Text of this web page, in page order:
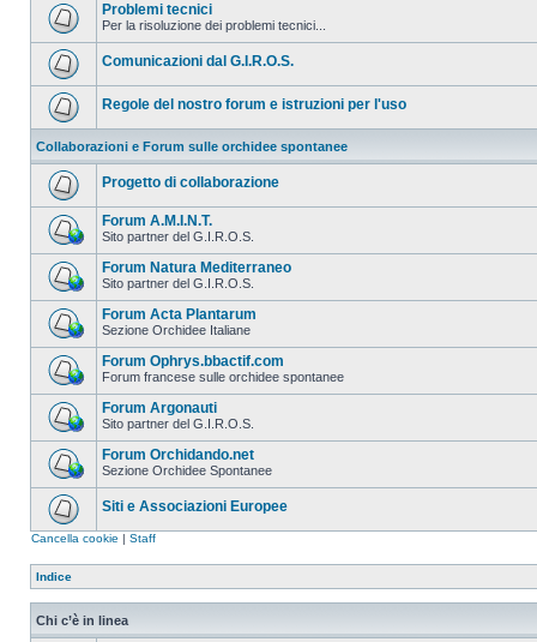
Problemi tecnici
Per la risoluzione dei problemi tecnici...
Comunicazioni dal G.I.R.O.S.
Regole del nostro forum e istruzioni per l'uso
Collaborazioni e Forum sulle orchidee spontanee
Progetto di collaborazione
Forum A.M.I.N.T.
Sito partner del G.I.R.O.S.
Forum Natura Mediterraneo
Sito partner del G.I.R.O.S.
Forum Acta Plantarum
Sezione Orchidee Italiane
Forum Ophrys.bbactif.com
Forum francese sulle orchidee spontanee
Forum Argonauti
Sito partner del G.I.R.O.S.
Forum Orchidando.net
Sezione Orchidee Spontanee
Siti e Associazioni Europee
Cancella cookie | Staff
Indice
Chi c’è in linea